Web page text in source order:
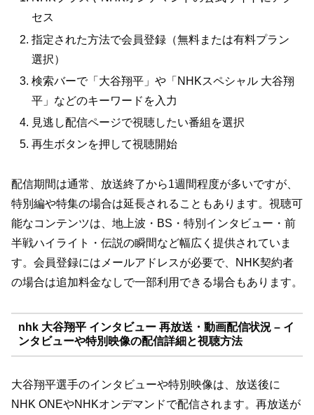
セス
指定された方法で会員登録（無料または有料プラン
選択）
検索バーで「大谷翔平」や「NHKスペシャル 大谷翔
平」などのキーワードを入力
見逃し配信ページで視聴したい番組を選択
再生ボタンを押して視聴開始
配信期間は通常、放送終了から1週間程度が多いですが、
特別編や特集の場合は延長されることもあります。視聴可
能なコンテンツは、地上波・BS・特別インタビュー・前
半戦ハイライト・伝説の瞬間など幅広く提供されていま
す。会員登録にはメールアドレスが必要で、NHK契約者
の場合は追加料金なしで一部利用できる場合もあります。
nhk 大谷翔平 インタビュー 再放送・動画配信状況 – イ
ンタビューや特別映像の配信詳細と視聴方法
大谷翔平選手のインタビューや特別映像は、放送後に
NHK ONEやNHKオンデマンドで配信されます。再放送が